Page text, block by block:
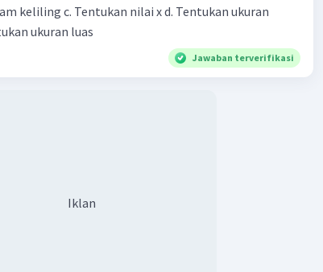
keliling c. Tentukan nilai x d. Tentukan ukuran
ukuran luas
Jawaban terverifikasi
Iklan